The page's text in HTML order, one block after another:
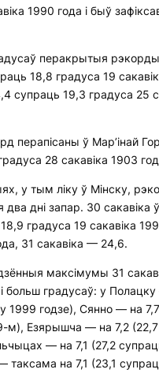
1990 года і быў
перакрытыя рэкорды
18,8 градуса 19
супраць 19,3 градуса 25
перапісаны ў Мар’інай
28 сакавіка 1903
у тым ліку ў Мінску,
два дні запар. 30 сакавіка
градуса 19 сакавіка
31 сакавіка — 24,6.
максімумы 31
больш градусаў: у
1999 годзе), Сянно — на
м), Езярышча — на 7,2
— на 7,1 (27,2
таксама на 7,1 (23,1